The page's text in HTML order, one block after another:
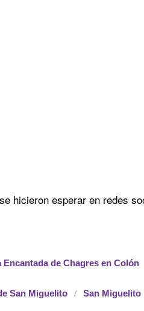
hicieron esperar en redes
Encantada de Chagres en Colón
San Miguelito San Miguelito